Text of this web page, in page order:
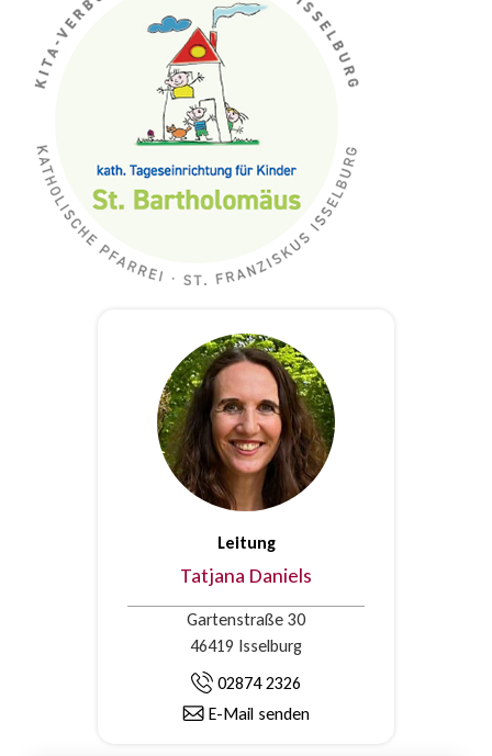
Leitung
Tatjana Daniels
Gartenstraße 30
46419 Isselburg
02874 2326
E-Mail senden